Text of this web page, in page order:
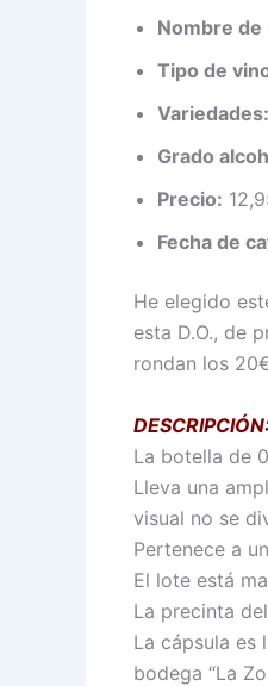
Nombre de
Tipo de
Variedades:
Grado
Precio:
Fecha de
He elegido
esta D.O., de
rondan los
La botella de
Lleva una
visual no se
Pertenece a
El lote está
La precinta
La cápsula es
bodega “La